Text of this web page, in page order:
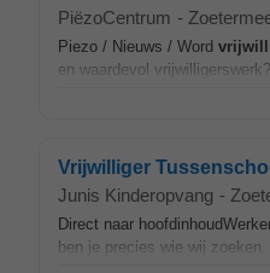
PiëzoCentrum -
Piezo / Nieuws / Word
en waardevol
Vrijwilliger
Junis Kinderopvang -
Direct naar
ben je precies wie wij